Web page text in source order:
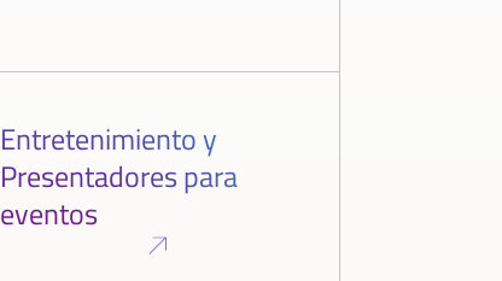
Entretenimiento y
Presentadores para
eventos